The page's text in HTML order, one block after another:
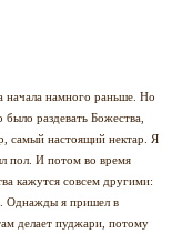
начала намного раньше. Но
раздевать Божества,
самый настоящий нектар. Я
пол. И потом во время
кажутся совсем другими:
Однажды я пришел в
делает пуджари, потому